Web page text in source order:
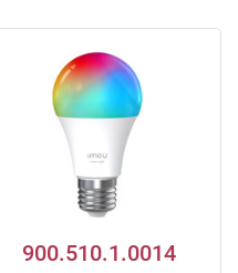
900.510.1.0014